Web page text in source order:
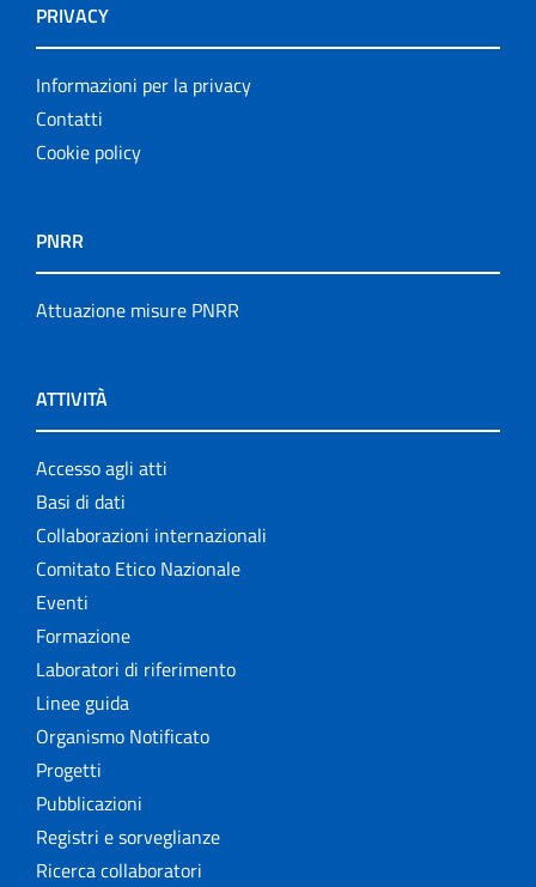
PRIVACY
Informazioni per la privacy
Contatti
Cookie policy
PNRR
Attuazione misure PNRR
ATTIVITÀ
Accesso agli atti
Basi di dati
Collaborazioni internazionali
Comitato Etico Nazionale
Eventi
Formazione
Laboratori di riferimento
Linee guida
Organismo Notificato
Progetti
Pubblicazioni
Registri e sorveglianze
Ricerca collaboratori